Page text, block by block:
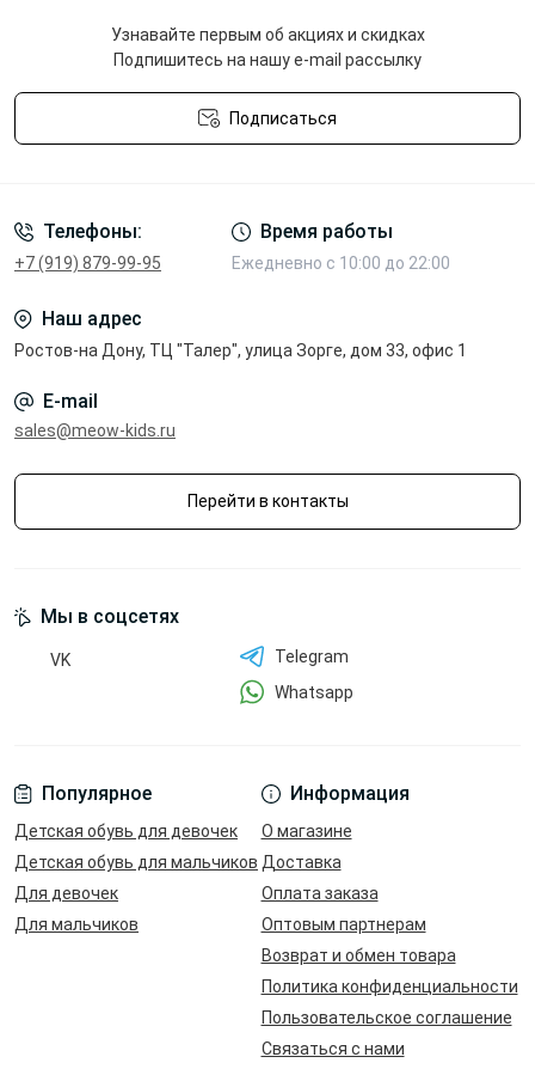
Узнавайте первым об акциях и скидках
Подпишитесь на нашу e-mail рассылку
Подписаться
Телефоны:
+7 (919) 879-99-95
Время работы
Ежедневно с 10:00 до 22:00
Наш адрес
Ростов-на Дону, ТЦ "Талер", улица Зорге, дом 33, офис 1
E-mail
sales@meow-kids.ru
Перейти в контакты
Популярное
Детская обувь для девочек
Детская обувь для мальчиков
Для девочек
Для мальчиков
Информация
О магазине
Доставка
Оплата заказа
Оптовым партнерам
Возврат и обмен товара
Политика конфиденциальности
Пользовательское соглашение
Связаться с нами
Мы в соцсетях
VK
Telegram
Whatsapp